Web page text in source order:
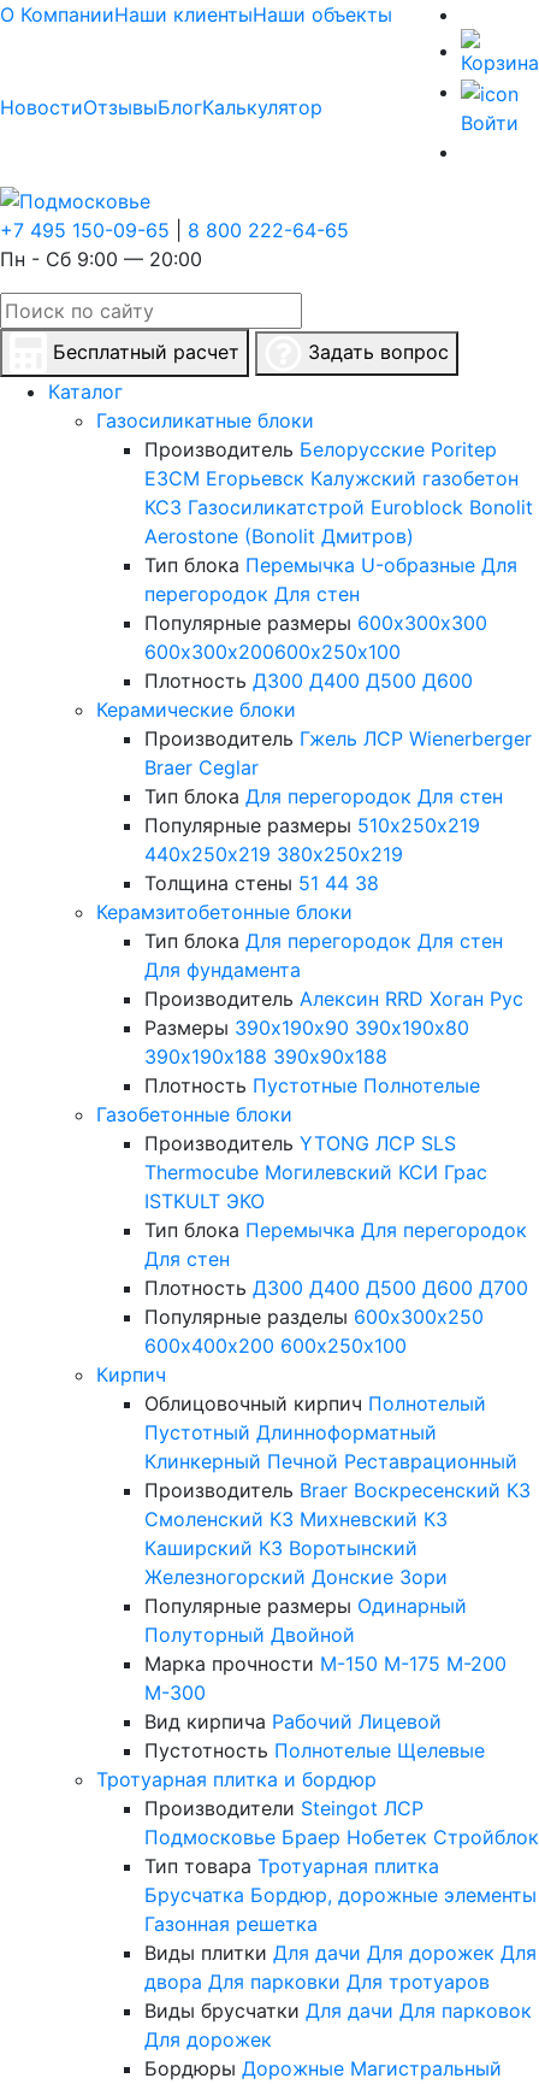
О КомпанииНаши клиентыНаши объекты
НовостиОтзывыБлогКалькулятор
Войти
+7 495 150-09-65
8 800 222-64-65
Пн - Сб 9:00 — 20:00
Бесплатный расчет
Задать вопрос
Каталог
Газосиликатные блоки
Производитель Белорусские Poritep
ЕЗСМ Егорьевск Калужский газобетон
КСЗ Газосиликатстрой Euroblock Bonolit
Aerostone (Bonolit Дмитров)
Тип блока Перемычка U-образные Для
перегородок Для стен
Популярные размеры 600х300х300
600х300х200600х250х100
Плотность Д300 Д400 Д500 Д600
Керамические блоки
Производитель Гжель ЛСР Wienerberger
Braer Ceglar
Тип блока Для перегородок Для стен
Популярные размеры 510х250х219
440х250х219 380х250х219
Толщина стены 51 44 38
Керамзитобетонные блоки
Тип блока Для перегородок Для стен
Для фундамента
Производитель Алексин RRD Хоган Рус
Размеры 390х190х90 390х190х80
390х190х188 390х90х188
Плотность Пустотные Полнотелые
Газобетонные блоки
Производитель YTONG ЛСР SLS
Thermocube Могилевский КСИ Грас
ISTKULT ЭКО
Тип блока Перемычка Для перегородок
Для стен
Плотность Д300 Д400 Д500 Д600 Д700
Популярные разделы 600х300х250
600х400х200 600х250х100
Кирпич
Облицовочный кирпич Полнотелый
Пустотный Длинноформатный
Клинкерный Печной Реставрационный
Производитель Braer Воскресенский КЗ
Смоленский КЗ Михневский КЗ
Каширский КЗ Воротынский
Железногорский Донские Зори
Популярные размеры Одинарный
Полуторный Двойной
Марка прочности М-150 М-175 М-200
М-300
Вид кирпича Рабочий Лицевой
Пустотность Полнотелые Щелевые
Тротуарная плитка и бордюр
Производители Steingot ЛСР
Подмосковье Браер Нобетек Стройблок
Тип товара Тротуарная плитка
Брусчатка Бордюр, дорожные элементы
Газонная решетка
Виды плитки Для дачи Для дорожек Для
двора Для парковки Для тротуаров
Виды брусчатки Для дачи Для парковок
Для дорожек
Бордюры Дорожные Магистральный